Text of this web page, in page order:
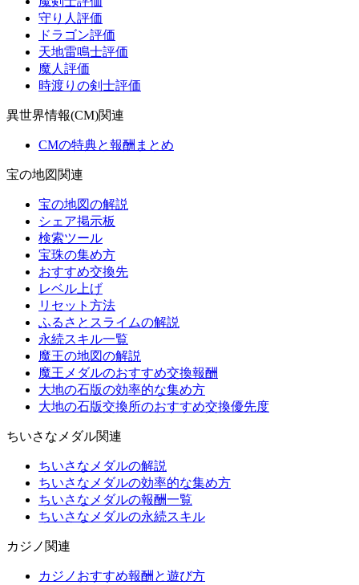
守り人評価
ドラゴン評価
天地雷鳴士評価
魔人評価
時渡りの剣士評価
異世界情報(CM)関連
CMの特典と報酬まとめ
宝の地図関連
宝の地図の解説
シェア掲示板
検索ツール
宝珠の集め方
おすすめ交換先
レベル上げ
リセット方法
ふるさとスライムの解説
永続スキル一覧
魔王の地図の解説
魔王メダルのおすすめ交換報酬
大地の石版の効率的な集め方
大地の石版交換所のおすすめ交換優先度
ちいさなメダル関連
ちいさなメダルの解説
ちいさなメダルの効率的な集め方
ちいさなメダルの報酬一覧
ちいさなメダルの永続スキル
カジノ関連
カジノおすすめ報酬と遊び方